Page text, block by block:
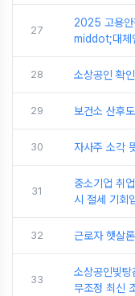
27
2025 고용안
middot;대체
28 소상공인 확
29 보건소 산후
30 자사주 소각
31
중소기업 취
시 절세 기회
32 근로자 햇살
33
소상공인빚
무조정 최신